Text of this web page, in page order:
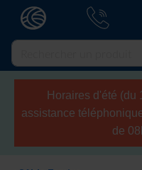
Horaires d'été (du
assistance
de